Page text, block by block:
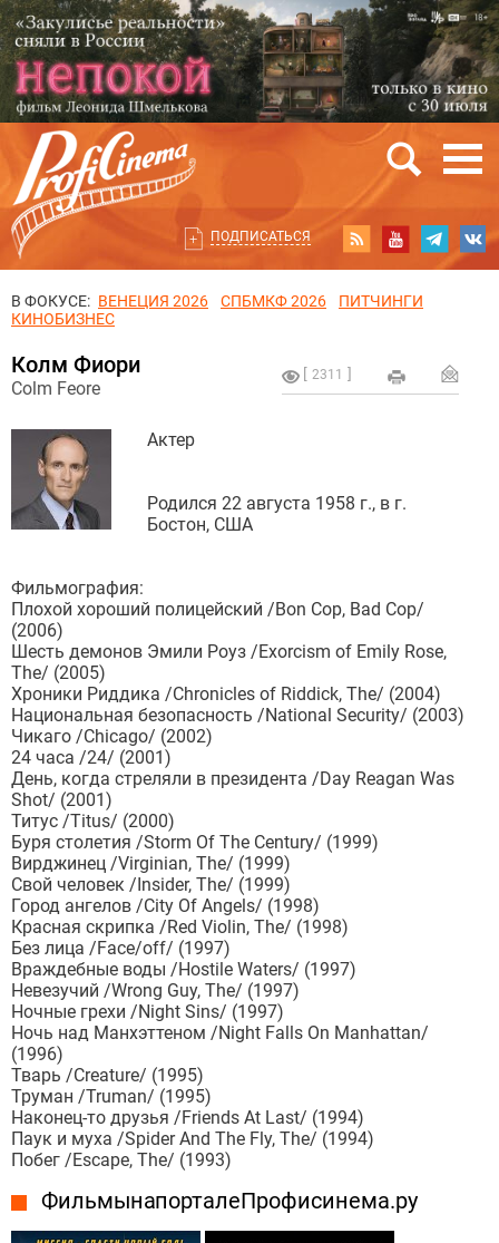
ПОДПИСАТЬСЯ
В ФОКУСЕ: ВЕНЕЦИЯ 2026 СПБМКФ 2026
ПИТЧИНГИ
КИНОБИЗНЕС
2311
Колм Фиори
Colm Feore
Актер
Родился 22 августа 1958 г., в г.
Бостон, США
Фильмография:
Плохой хороший полицейский /Bon Cop, Bad Cop/
(2006)
Шесть демонов Эмили Роуз /Exorcism of Emily Rose,
The/ (2005)
Хроники Риддика /Chronicles of Riddick, The/ (2004)
Национальная безопасность /National Security/ (2003)
Чикаго /Chicago/ (2002)
24 часа /24/ (2001)
День, когда стреляли в президента /Day Reagan Was
Shot/ (2001)
Титус /Titus/ (2000)
Буря столетия /Storm Of The Century/ (1999)
Вирджинец /Virginian, The/ (1999)
Свой человек /Insider, The/ (1999)
Город ангелов /City Of Angels/ (1998)
Красная скрипка /Red Violin, The/ (1998)
Без лица /Face/off/ (1997)
Враждебные воды /Hostile Waters/ (1997)
Невезучий /Wrong Guy, The/ (1997)
Ночные грехи /Night Sins/ (1997)
Ночь над Манхэттеном /Night Falls On Manhattan/
(1996)
Тварь /Creature/ (1995)
Труман /Truman/ (1995)
Наконец-то друзья /Friends At Last/ (1994)
Паук и муха /Spider And The Fly, The/ (1994)
Побег /Escape, The/ (1993)
Фильмы на портале Профисинема.ру